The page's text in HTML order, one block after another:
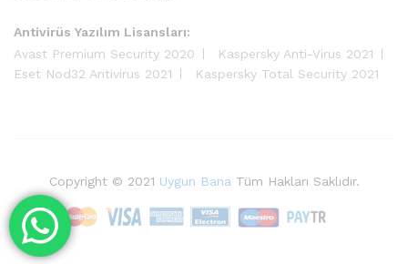
Antivirüs Yazılım Lisansları:
Avast Premium Security 2020
Kaspersky Anti-Virus 2021
Eset Nod32 Antivirus 2021
Kaspersky Total Security 2021
Copyright © 2021 Uygun Bana Tüm Hakları Saklıdır.